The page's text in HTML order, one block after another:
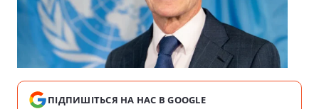
ПІДПИШІТЬСЯ НА НАС В GOOGLE